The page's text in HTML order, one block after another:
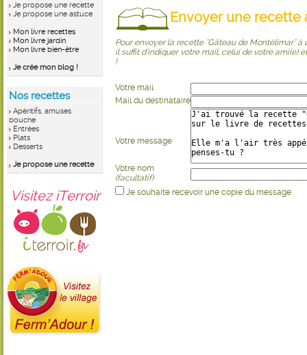
Je propose une recette
Je propose une astuce
Mon livre recettes
Mon livre jardin
Mon livre bien-être
Je crée mon blog !
Nos recettes
Apéritifs, amuses
bouche
Entrées
Plats
Desserts
Je propose une recette
Visitez iTerroir
Envoyer une recette
Pour envoyer la recette "Gâteau de Montélimar" à
il suffit d'indiquer votre mail, celui de votre ami(e)
!
Votre mail
Mail du destinataire
Votre message
Votre nom
(facultatif)
Je souhaite recevoir une copie du message